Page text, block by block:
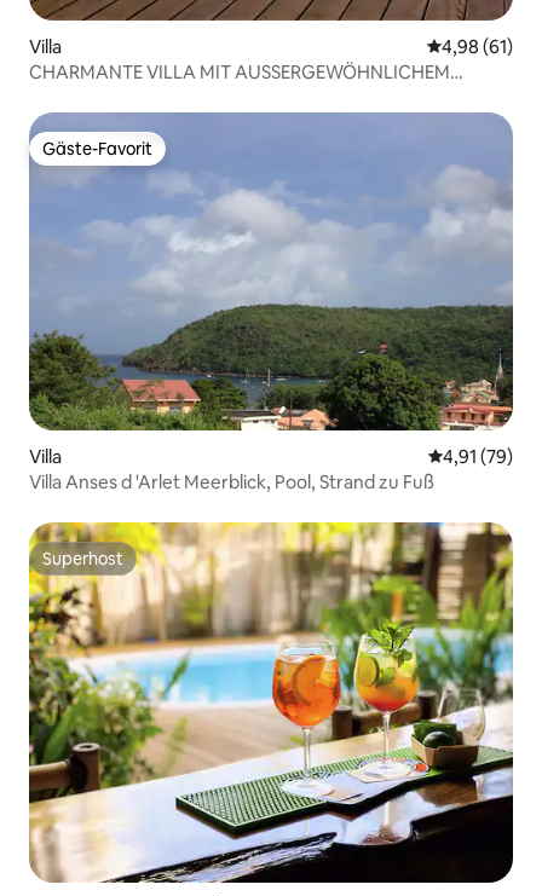
Villa
4,98 (61)
CHARMANTE VILLA MIT AUSSERGEWÖHNLICHEM
Gäste-Favorit
Gäste-Favorit
Villa
4,91 (79)
Villa Anses d 'Arlet Meerblick, Pool, Strand zu Fuß
Superhost
Superhost